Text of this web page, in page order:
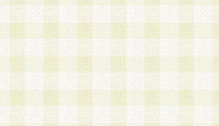
1.会員登録手続きは、会員登録希望者本人が行う
る登録は一切認められないものとします。
2.会員登録希望者は、本規約に同意の後、当社指
画 面」において、当社が指定する必要事項を入
を行うものとします。当社は、会員登録を承認し
会員として本サービスを 受けるためのログイン
を付与します。
3.会員は、会員登録の際に申告する登録情報の全
いかなる虚偽の申告をも行ってはならないものと